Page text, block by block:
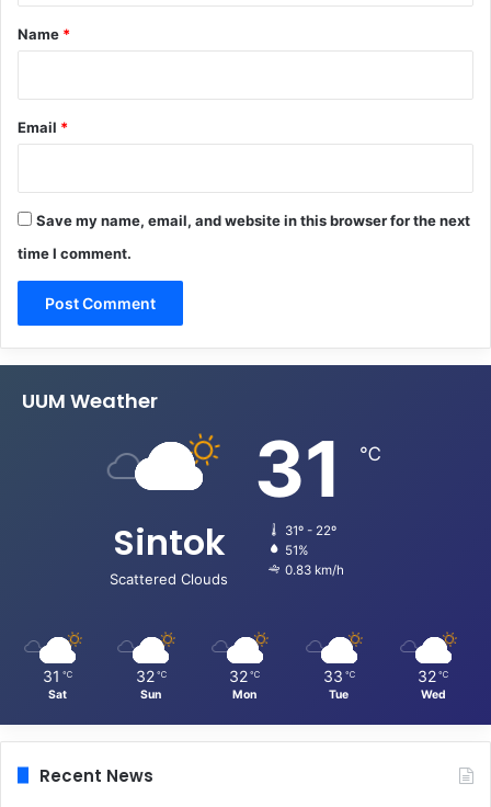
*
Name *
Email *
Save my name, email, and website in this browser for the next
time I comment.
UUM Weather
Sintok
Scattered Clouds
31 ℃
31º - 22º
51%
0.83 km/h
31 ℃
Sat
32 ℃
Sun
32 ℃
Mon
33 ℃
Tue
32 ℃
Wed
Recent News